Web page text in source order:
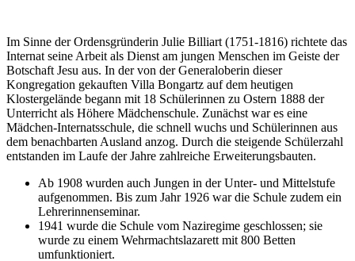
Im Sinne der Ordensgründerin Julie Billiart (1751-1816) richtete das
Internat seine Arbeit als Dienst am jungen Menschen im Geiste der
Botschaft Jesu aus. In der von der Generaloberin dieser
Kongregation gekauften Villa Bongartz auf dem heutigen
Klostergelände begann mit 18 Schülerinnen zu Ostern 1888 der
Unterricht als Höhere Mädchenschule. Zunächst war es eine
Mädchen-Internatsschule, die schnell wuchs und Schülerinnen aus
dem benachbarten Ausland anzog. Durch die steigende Schülerzahl
entstanden im Laufe der Jahre zahlreiche Erweiterungsbauten.
Ab 1908 wurden auch Jungen in der Unter- und Mittelstufe
aufgenommen. Bis zum Jahr 1926 war die Schule zudem ein
Lehrerinnenseminar.
1941 wurde die Schule vom Naziregime geschlossen; sie
wurde zu einem Wehrmachtslazarett mit 800 Betten
umfunktioniert.